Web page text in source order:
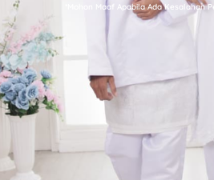
*Mohon Maaf Apabila Ada Kesalahan